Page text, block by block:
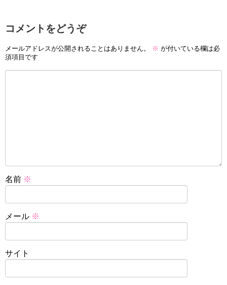
コメントをどうぞ
メールアドレスが公開されることはありません。 ※ が付いている欄は必
須項目です
名前 ※
メール ※
サイト